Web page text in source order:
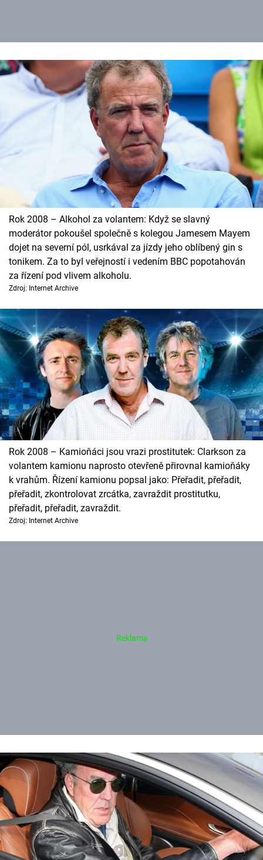
Rok 2008 – Alkohol za volantem: Když se slavný
moderátor pokoušel společně s kolegou Jamesem Mayem
dojet na severní pól, usrkával za jízdy jeho oblíbený gin s
tonikem. Za to byl veřejností i vedením BBC popotahován
za řízení pod vlivem alkoholu.
Zdroj: Internet Archive
Rok 2008 – Kamioňáci jsou vrazi prostitutek: Clarkson za
volantem kamionu naprosto otevřeně přirovnal kamioňáky
k vrahům. Řízení kamionu popsal jako: Přeřadit, přeřadit,
přeřadit, zkontrolovat zrcátka, zavraždit prostitutku,
přeřadit, přeřadit, zavraždit.
Zdroj: Internet Archive